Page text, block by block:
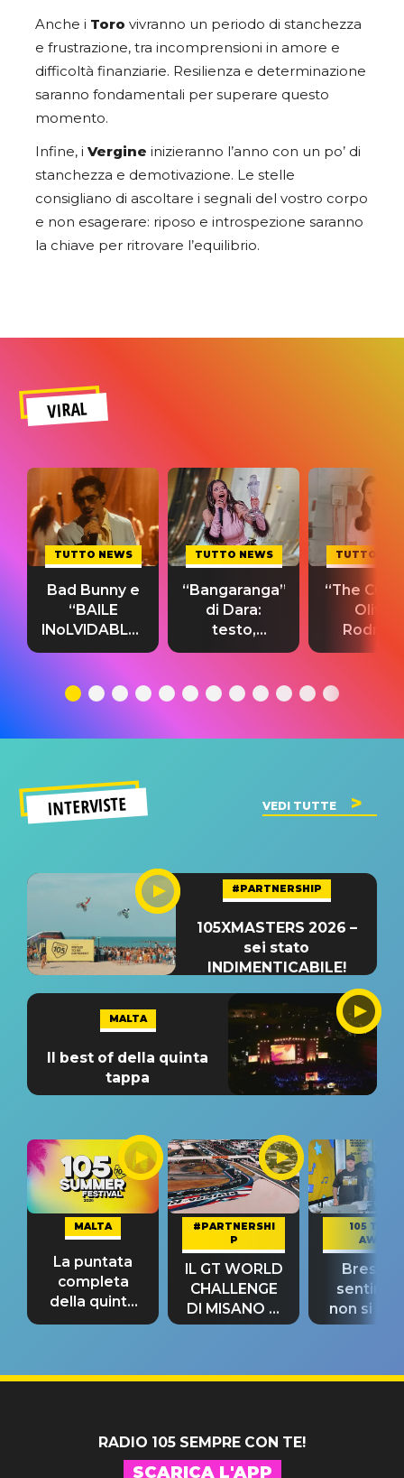
Anche i Toro vivranno un periodo di stanchezza
e frustrazione, tra incomprensioni in amore e
difficoltà finanziarie. Resilienza e determinazione
saranno fondamentali per superare questo
momento.
Infine, i Vergine inizieranno l’anno con un po’ di
stanchezza e demotivazione. Le stelle
consigliano di ascoltare i segnali del vostro corpo
e non esagerare: riposo e introspezione saranno
la chiave per ritrovare l’equilibrio.
VIRAL
TUTTO NEWS
Bad Bunny e
“BAILE
INoLVIDABLE”:
testo,
significato
TUTTO NEWS
“Bangaranga”
di Dara:
testo,
traduzione e
del singolo
TUTTO
“The
Olivia
testo,
INTERVISTE VEDI TUTTE
#PARTNERSHIP
105XMASTERS 2026 –
sei stato
INDIMENTICABILE!
MALTA
Il best of della quinta
tappa
MALTA
La puntata
completa
della quinta
tappa
#PARTNERSHI
P
IL GT WORLD
CHALLENGE
DI MISANO si
riconferma
105 TAKE
AWAY
Bresh:
non si
fino alla
RADIO 105 SEMPRE CON TE!
SCARICA L'APP